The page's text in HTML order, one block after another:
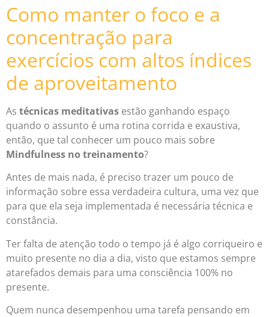
Como manter o foco e a
concentração para
exercícios com altos índices
de aproveitamento
As técnicas meditativas estão ganhando espaço
quando o assunto é uma rotina corrida e exaustiva,
então, que tal conhecer um pouco mais sobre
Mindfulness no treinamento?
Antes de mais nada, é preciso trazer um pouco de
informação sobre essa verdadeira cultura, uma vez que
para que ela seja implementada é necessária técnica e
constância.
Ter falta de atenção todo o tempo já é algo corriqueiro e
muito presente no dia a dia, visto que estamos sempre
atarefados demais para uma consciência 100% no
presente.
Quem nunca desempenhou uma tarefa pensando em